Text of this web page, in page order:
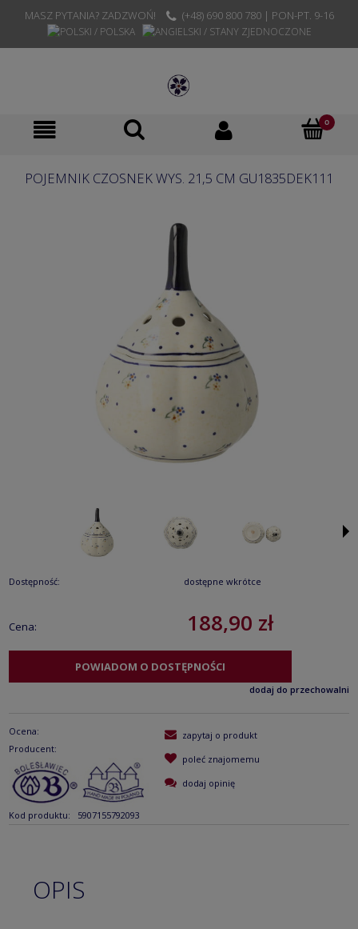
MASZ PYTANIA? ZADZWOŃ! (+48) 690 800 780 | PON-PT. 9-16
POJEMNIK CZOSNEK WYS. 21,5 CM GU1835DEK111
Dostępność: dostępne wkrótce
Cena: 188,90 zł
POWIADOM O DOSTĘPNOŚCI
dodaj do przechowalni
Ocena:
Producent:
Kod produktu: 5907155792093
zapytaj o produkt
poleć znajomemu
dodaj opinię
OPIS